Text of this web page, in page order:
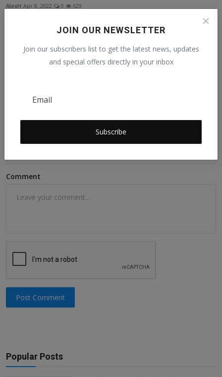
JOIN OUR NEWSLETTER
Join our subscribers list to get the latest news, updates
and special offers directly in your inbox
Subscribe
AlexH Apr 8, 2022 0 629
Comment
Post Comment
Popular Posts